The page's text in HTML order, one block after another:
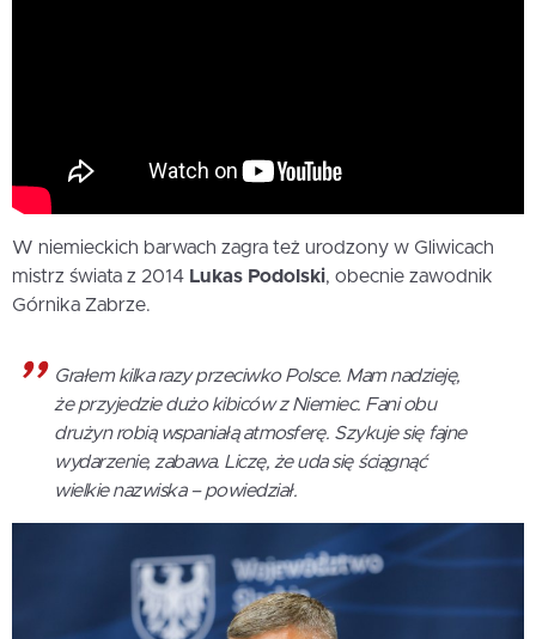
W niemieckich barwach zagra też urodzony w Gliwicach
mistrz świata z 2014 Lukas Podolski, obecnie zawodnik
Górnika Zabrze.
Grałem kilka razy przeciwko Polsce. Mam nadzieję,
że przyjedzie dużo kibiców z Niemiec. Fani obu
drużyn robią wspaniałą atmosferę. Szykuje się fajne
wydarzenie, zabawa. Liczę, że uda się ściągnąć
wielkie nazwiska – powiedział.